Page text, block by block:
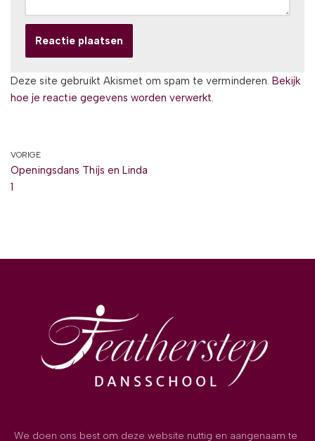
Deze site gebruikt Akismet om spam te verminderen. Bekijk
hoe je reactie gegevens worden verwerkt.
VORIGE
Openingsdans Thijs en Linda
1
We doen ons best om deze website nuttig en aangenaam te